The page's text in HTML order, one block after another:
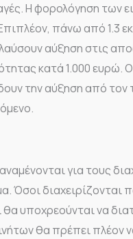
Η φορολόγηση των
πάνω από 1.3
αύξηση στις
κατά 1.000 ευρώ.
την αύξηση από τον
για τους
Όσοι διαχειρίζονται
υποχρεούνται να
θα πρέπει πλέον